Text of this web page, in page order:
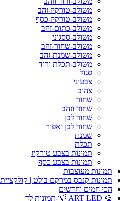
משולב-טורקיז-זהב
משולב-טורקיז-כסף
משולב-כתום-זהב
משולב-ססגוני
משולב-שחור-זהב
משולב-שמנת-זהב
משולב-תכלת ורוד
סגול
צבעוני
צהוב
שחור
שחור וזהב
שחור לבן
שחור לבן ואפור
שמנת
תכלת
תמונות בצבע טורקיז
תמונות בצבע כסף
תמונות מעוצבות
תמונות קנבס במרקם בולט | קולקציית Art Touch
הכי חמים וחדשים
🎨 ART LED 💡-תמונות לד